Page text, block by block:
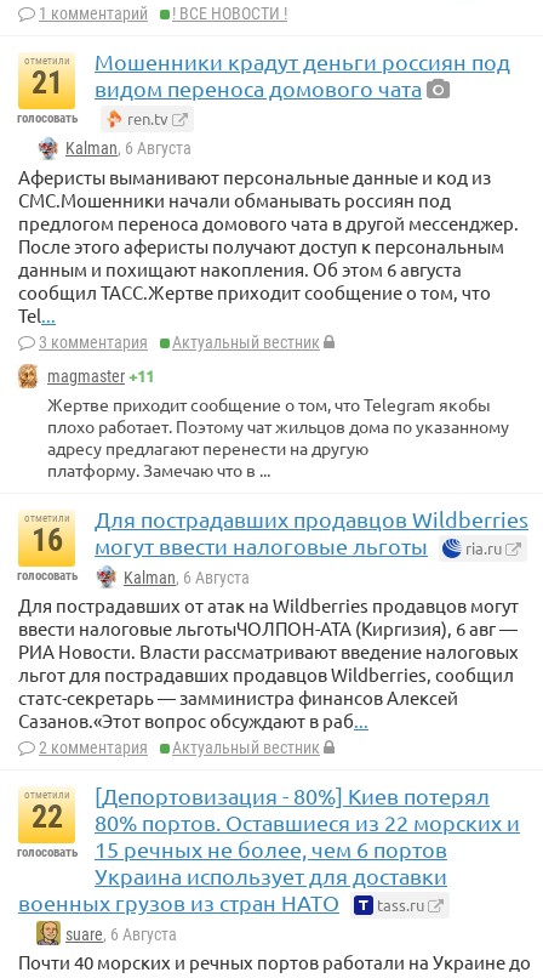
1 комментарий ! ВСЕ НОВОСТИ !
отметили
21
голосовать
Мошенники крадут деньги россиян под
видом переноса домового чата
ren.tv
Kalman, 6 Августа
Аферисты выманивают персональные данные и код из
СМС.Мошенники начали обманывать россиян под
предлогом переноса домового чата в другой мессенджер.
После этого аферисты получают доступ к персональным
данным и похищают накопления. Об этом 6 августа
сообщил ТАСС.Жертве приходит сообщение о том, что
Tel
3 комментария
Актуальный вестник
magmaster+11
Жертве приходит сообщение о том, что Telegram якобы
плохо работает. Поэтому чат жильцов дома по указанному
адресу предлагают перенести на другую
платформу. Замечаю что в ...
отметили
16
голосовать
Для пострадавших продавцов Wildberries
могут ввести налоговые льготы
ria.ru
Kalman, 6 Августа
Для пострадавших от атак на Wildberries продавцов могут
ввести налоговые льготыЧОЛПОН-АТА (Киргизия), 6 авг —
РИА Новости. Власти рассматривают введение налоговых
льгот для пострадавших продавцов Wildberries, сообщил
статс-секретарь — замминистра финансов Алексей
Сазанов.«Этот вопрос обсуждают в раб...
2 комментария Актуальный вестник
отметили
22
голосовать
[Депортовизация - 80%] Киев потерял
80% портов. Оставшиеся из 22 морских и
15 речных не более, чем 6 портов
Украина использует для доставки
военных грузов из стран НАТО
tass.ru
suare, 6 Августа
Почти 40 морских и речных портов работали на Украине до